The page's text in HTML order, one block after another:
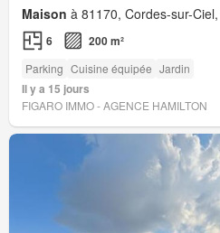
Maison à 81170, Cordes-sur-
6 200 m²
Parking Cuisine équipée Jardin
Il y a 15 jours
FIGARO IMMO - AGENCE HAMILTON